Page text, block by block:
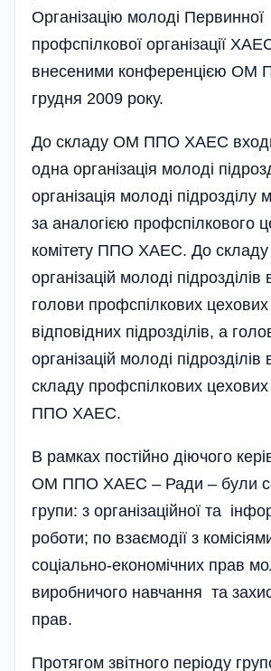
Організацію молоді Первинної
профспілкової організації
внесеними конференцією
грудня 2009 року.
До складу ОМ ППО ХАЕС
одна організація молоді
органі­зація молоді
за аналогією профспілкового
комітету ППО ХАЕС. До
організацій молоді підрозділів
голови профспілкових цехових
відповідних підрозділів, а
організацій молоді
складу профспілкових цехових
ППО ХАЕС.
В рамках постійно діючого
ОМ ППО ХАЕС – Ради – були
групи: з організаційної та
роботи; по взаємодії з
соціально-економічних прав
виробничого навчання та
прав.
Протягом звітного періоду